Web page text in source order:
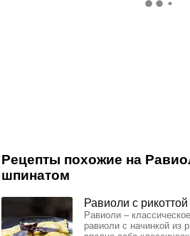
Рецепты похожие на
шпинатом
Равиоли с
Равиоли –
равиоли с начинкой из